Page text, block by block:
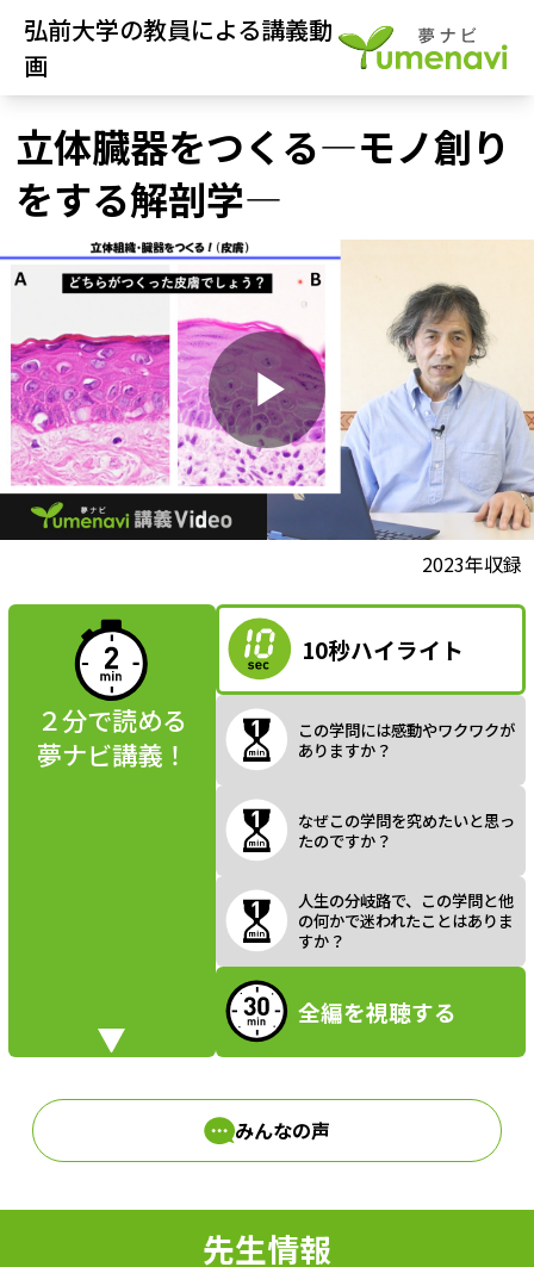
弘前大学の教員による講義動
画
立体臓器をつくる―モノ創り
をする解剖学―
P
a
y
V
i
d
2023年収録
２分で読める
夢ナビ講義！
10秒ハイライト
この学問には感動やワクワクが
ありますか？
なぜこの学問を究めたいと思っ
たのですか？
人生の分岐路で、この学問と他
の何かで迷われたことはありま
すか？
全編を視聴する
みんなの声
先生情報